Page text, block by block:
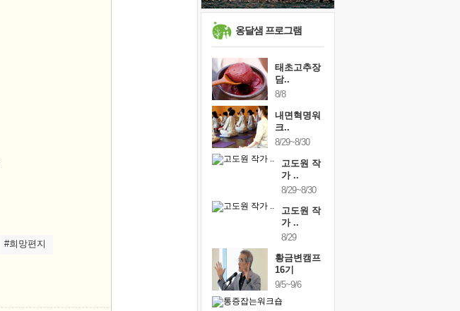
#희망편지
유년 시절의 부산 영도 바다
못된 꼰대들
거울 속의 나
옹달샘 프로그램
태초고추장
담..
8/8
내면혁명워
크..
8/29~8/30
고도원 작
가 ..
8/29~8/30
고도원 작
가 ..
8/29
황금변캠프
16기
9/5~9/6